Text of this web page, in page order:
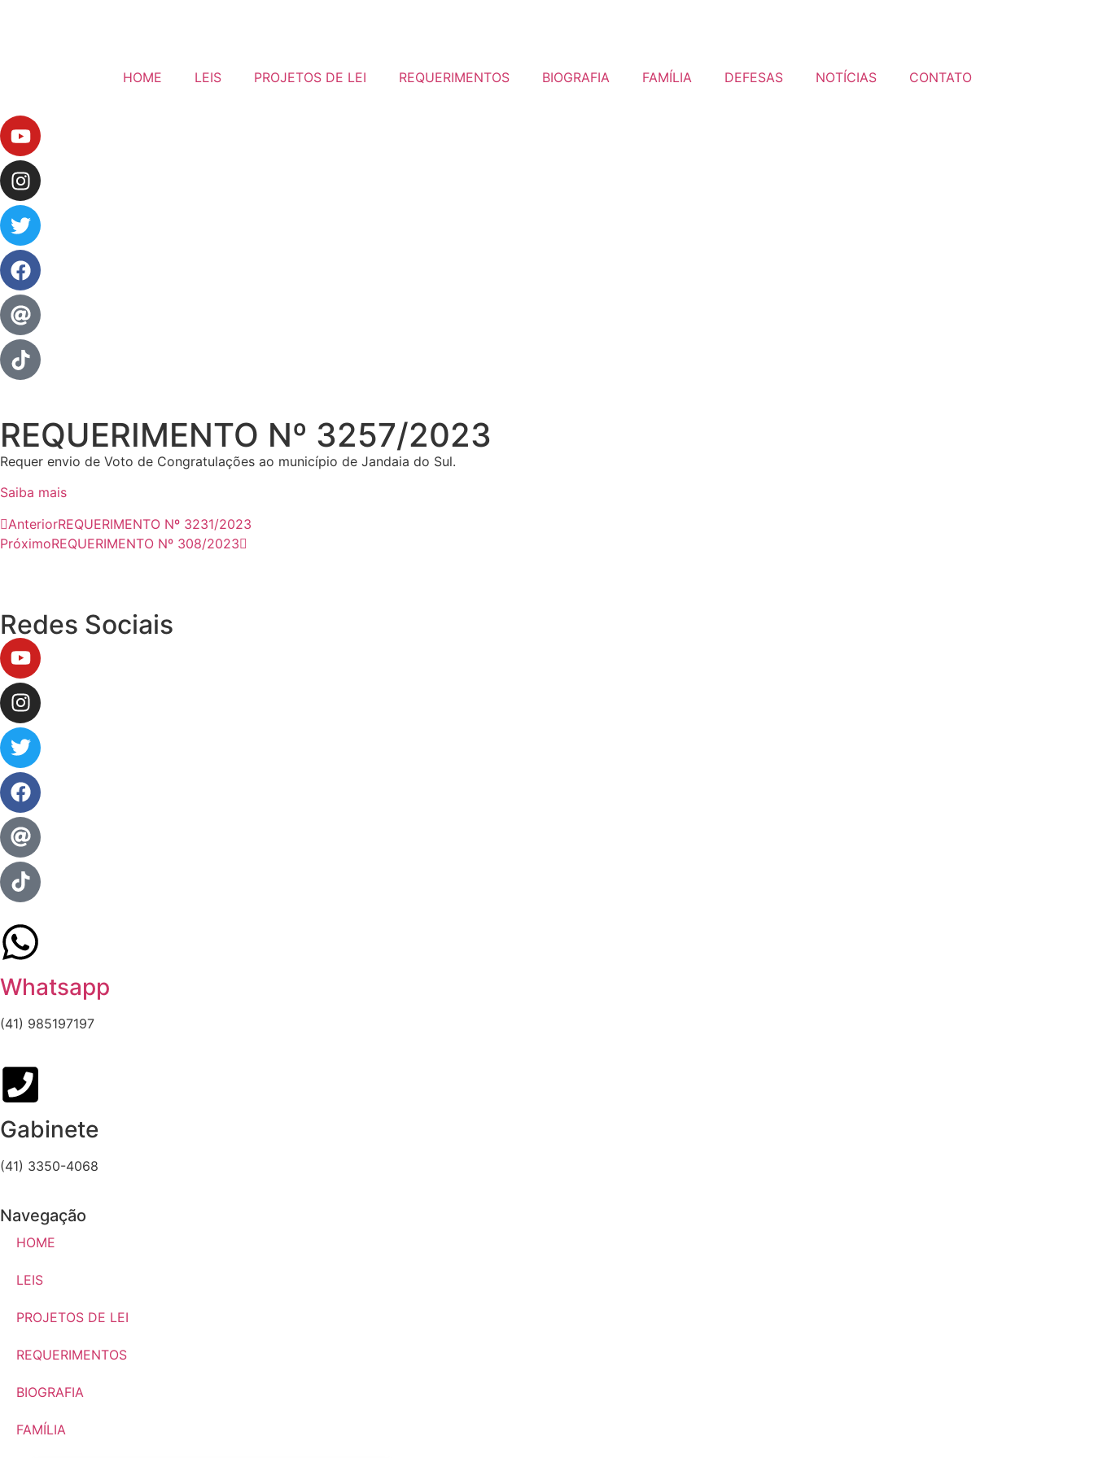
HOME LEIS PROJETOS DE LEI REQUERIMENTOS BIOGRAFIA FAMÍLIA DEFESAS NOTÍCIAS CONTATO
REQUERIMENTO Nº 3257/2023
Requer envio de Voto de Congratulações ao município de Jandaia do Sul.
Saiba mais
AnteriorREQUERIMENTO Nº 3231/2023
PróximoREQUERIMENTO Nº 308/2023
Redes Sociais
Whatsapp
(41) 985197197
Gabinete
(41) 3350-4068
Navegação
HOME
LEIS
PROJETOS DE LEI
REQUERIMENTOS
BIOGRAFIA
FAMÍLIA